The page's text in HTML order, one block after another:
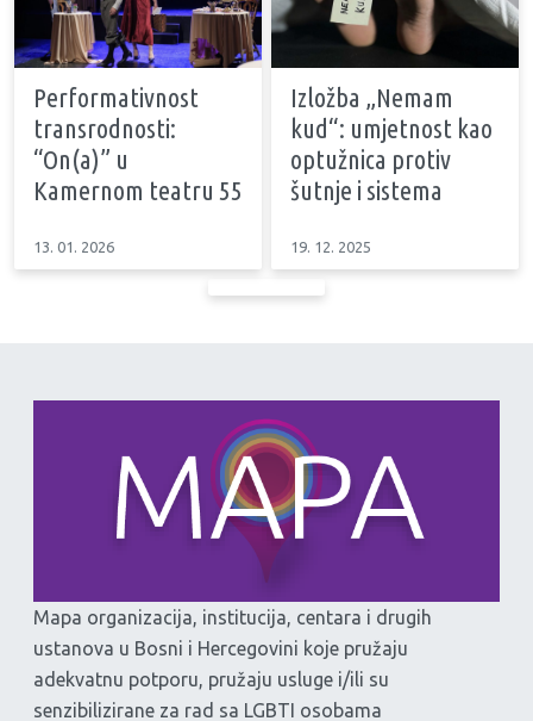
Performativnost
transrodnosti:
“On(a)” u
Kamernom teatru 55
13. 01. 2026
Izložba „Nemam
kud“: umjetnost kao
optužnica protiv
šutnje i sistema
19. 12. 2025
Mapa organizacija, institucija, centara i drugih
ustanova u Bosni i Hercegovini koje pružaju
adekvatnu potporu, pružaju usluge i/ili su
senzibilizirane za rad sa LGBTI osobama